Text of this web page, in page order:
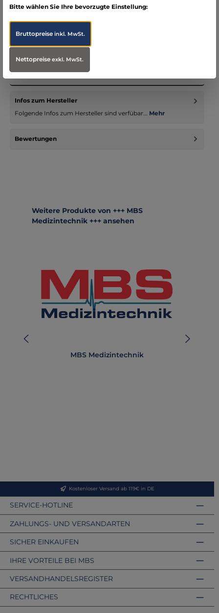
Beschreibung
Trageplatte für 2 Liter O2-Flaschen, mit Klaue für die
Infos zum Hersteller
Folgende Infos zum Hersteller sind verfübar... Mehr
Bewertungen
Produktgalerie überspringen
Weitere Produkte von +++ MBS
Medizintechnik +++ ansehen
MBS Medizintechnik
Kostenloser Versand ab 119€ in DE
SERVICE-HOTLINE
ZAHLUNGS- UND VERSANDARTEN
VERSANDHANDELSREGISTER
SICHER EINKAUFEN
IHRE VORTEILE BEI MBS
RECHTLICHES
Bitte wählen Sie Ihre bevorzugte Einstellung:
Bruttopreiseinkl. MwSt.
Nettopreiseexkl. MwSt.